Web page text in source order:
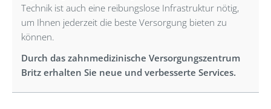
Technik ist auch eine reibungslose Infrastruktur nötig,
um Ihnen jederzeit die beste Versorgung bieten zu
können.
Durch das zahnmedizinische Versorgungszentrum
Britz erhalten Sie neue und verbesserte Services.